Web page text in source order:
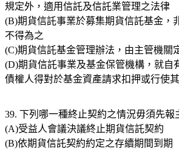
規定外，適用信託及信託業管理之法律
(B)期貨信託事業於募集期貨信託基金，
不得為之
(C)期貨信託基金管理辦法，由主管機關
(D)期貨信託事業及基金保管機構，就自
債權人得對於基金資產請求扣押或行使
39. 下列哪一種終止契約之情況毋須先報
(A)受益人會議決議終止期貨信託契約
(B)依期貨信託契約約定之存續期間到期